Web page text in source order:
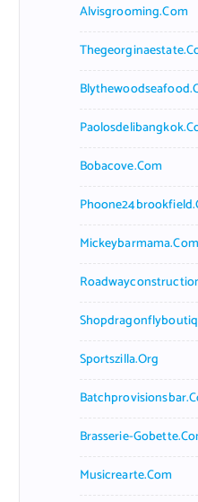
Alvisgrooming.com
Bobacove.com
Mickeybarmama.com
Sportszilla.org
Brasserie-
Musicrearte.com